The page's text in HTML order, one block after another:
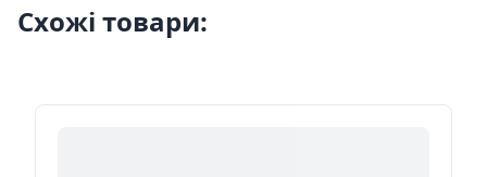
Схожі товари: